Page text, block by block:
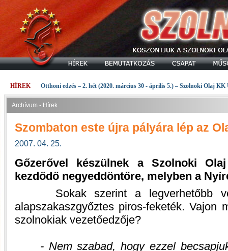
HÍREK Otthoni edzés – 2. hét (2020. március 30 - április 5.) – Szolnoki Olaj KK
Archívum - Hírek
Szombaton este újra pályára lép az
2007. 04. 25.
Gőzerővel készülnek a Szolnoki
kezdődő negyeddöntőre, melyben a
Sokak szerint a legverhetőbb
alapszakaszgyőztes piros-feketék. Vajon
szolnokiak vezetőedzője?
- Nem szabad, hogy ezzel